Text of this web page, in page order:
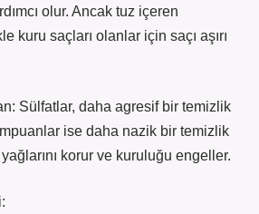
olur. Ancak tuz içeren
kuru saçları olanlar için saçı aşırı
Sülfatlar, daha agresif bir temizlik
ise daha nazik bir temizlik
korur ve kuruluğu engeller.